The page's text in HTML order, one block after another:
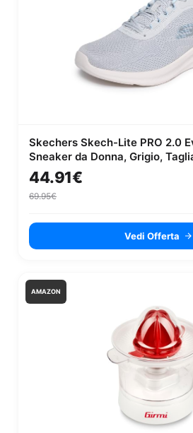
Skechers Skech-Lite PRO 2.0
Sneaker da Donna, Grigio,
44.91€
69.95€
Vedi Offerta
AMAZON